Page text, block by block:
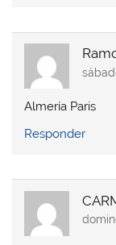
Almería Paris
Responder